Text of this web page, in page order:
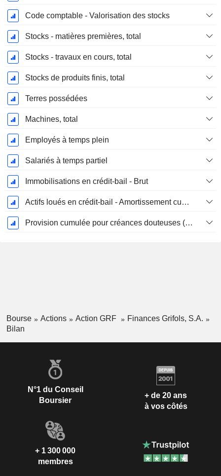
Code comptable - Valorisation des stocks
Stocks - matières premières, total
Stocks - travaux en cours, total
Stocks de produits finis, total
Terres possédées
Machines, total
Employés à temps plein
Salariés à temps partiel
Immobilisations en crédit-bail - Brut
Actifs loués en crédit-bail - Amortissement cumulé
Provision cumulée pour créances douteuses (Supple)
Bourse Actions Action GRF
Finances Grifols, S.A.
Bilan
N°1 du Conseil
Boursier
+ de 20 ans
à vos côtés
+ 1 300 000
membres